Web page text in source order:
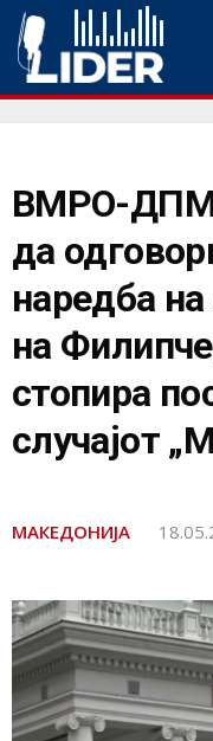
ВМРО-
да
наредба
на
стопира
случајот
МАКЕДОНИЈА